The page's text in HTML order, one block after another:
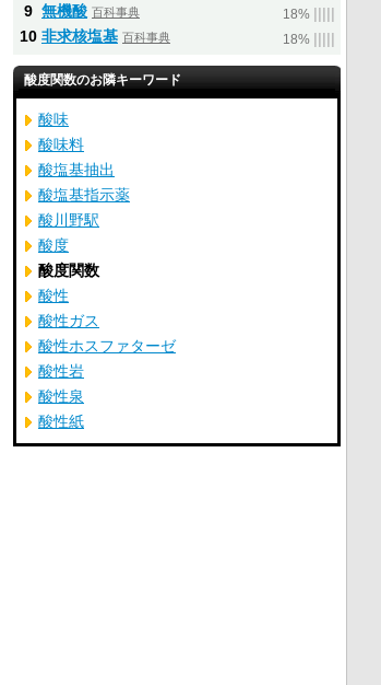
9 無機酸 百科事典 18%
10 非求核塩基 百科事典 18%
酸度関数のお隣キーワード
酸味
酸味料
酸塩基抽出
酸塩基指示薬
酸川野駅
酸度
酸度関数
酸性
酸性ガス
酸性ホスファターゼ
酸性岩
酸性泉
酸性紙